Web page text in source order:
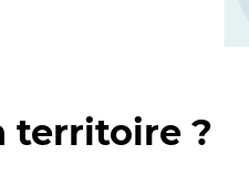
territoire ?